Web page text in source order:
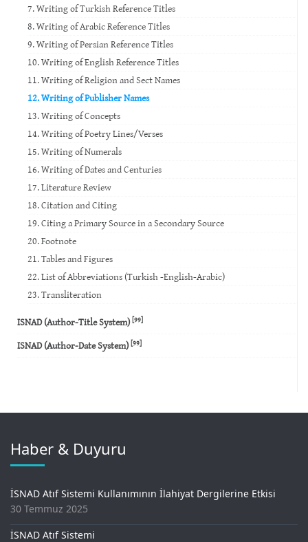
7. Writing of Turkish Reference Titles
8. Writing of Arabic Reference Titles
9. Writing of Persian Reference Titles
10. Writing of English Reference Titles
11. Writing of Religion and Sect Names
12. Writing of Publisher Names
13. Writing of Concepts
14. Writing of Poetry Lines/Verses
15. Writing of Numerals
16. Writing of Dates and Centuries
17. Literature Review
18. Citation and Citing
19. Citing a Primary Source in a Secondary Source
20. Footnote
21. Tables and Figures
22. List of Abbreviations (Turkish -English-Arabic)
23. Transliteration
ISNAD (Author-Title System)[99]
ISNAD (Author-Date System)[99]
Haber & Duyuru
İSNAD Atıf Sistemi Kullanımının İlahiyat Dergilerine Etkisi
30 Temmuz 2025
İSNAD Atıf Sistemi